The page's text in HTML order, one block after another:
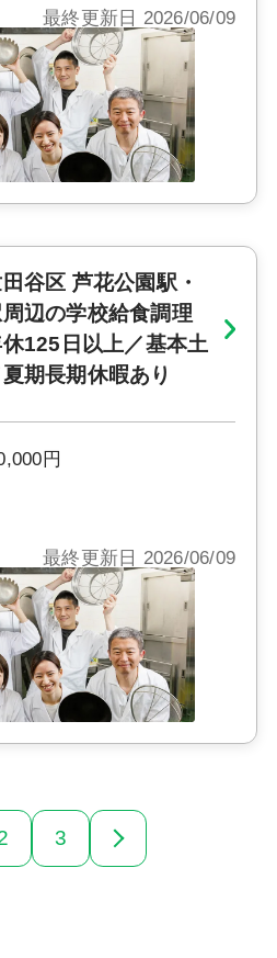
最終更新日 2026/06/09
田谷区 芦花公園駅・
辺の学校給食調理
125日以上／基本土
期長期休暇あり
円
最終更新日 2026/06/09
3